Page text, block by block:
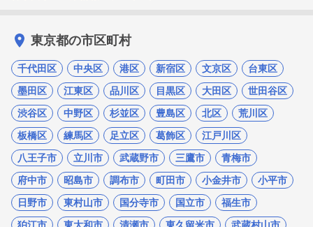
東京都の市区町村
千代田区 中央区 港区 新宿区 文京区
台東区
墨田区
江東区 品川区 目黒区 大田区
世田谷区
渋谷区
中野区 杉並区 豊島区 北区
荒川区
板橋区
練馬区 足立区 葛飾区
江戸川区
八王子市
立川市 武蔵野市 三鷹市
青梅市
府中市
昭島市 調布市 町田市 小金井市
小平市
日野市
東村山市 国分寺市 国立市
福生市